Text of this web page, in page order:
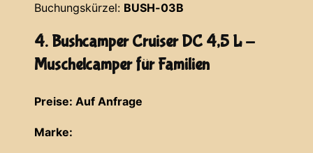
Buchungskürzel: BUSH-03B
4. Bushcamper Cruiser DC 4,5 L -
Muschelcamper für Familien
Preise: Auf Anfrage
Marke: